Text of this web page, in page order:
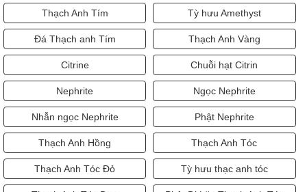
Thạch Anh Tím Tỳ hưu Amethyst
Đá Thạch anh Tím Thạch Anh Vàng
Citrine Chuỗi hạt Citrin
Nephrite Ngọc Nephrite
Nhẫn ngọc Nephrite Phật Nephrite
Thạch Anh Hồng Thạch Anh Tóc
Thạch Anh Tóc Đỏ Tỳ hưu thạc anh tóc